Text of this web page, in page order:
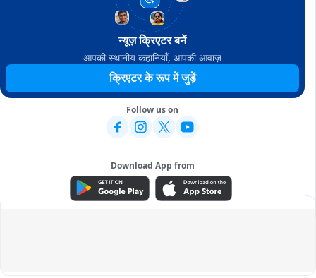
न्यूज़ क्रिएटर बनें
आपकी स्थानीय कहानियाँ, आपकी आवाज़
क्रिएटर के रूप में जुड़ें
Follow us on
Download App from
ADVERTISEMENT